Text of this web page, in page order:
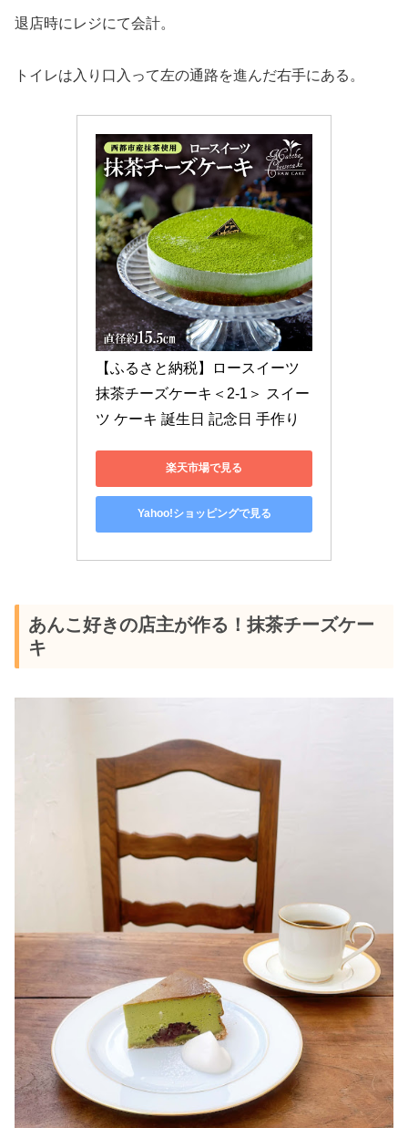
退店時にレジにて会計。
トイレは入り口入って左の通路を進んだ右手にある。
【ふるさと納税】ロースイーツ
抹茶チーズケーキ＜2-1＞ スイー
ツ ケーキ 誕生日 記念日 手作り
楽天市場で見る
Yahoo!ショッピングで見る
あんこ好きの店主が作る！抹茶チーズケー
キ